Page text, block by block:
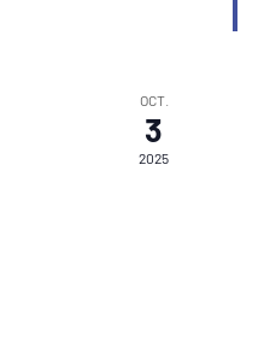
OCT.
3
2025